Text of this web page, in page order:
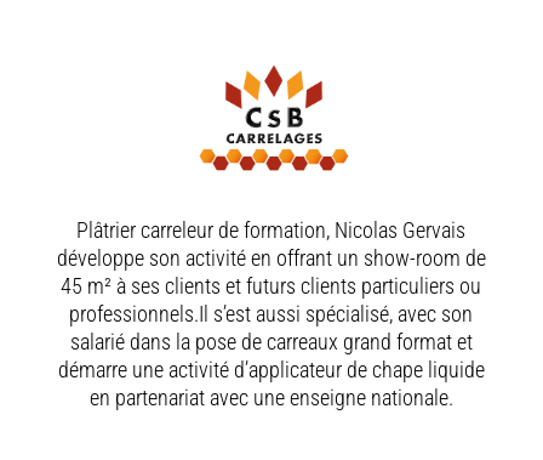
Plâtrier carreleur de formation, Nicolas Gervais
développe son activité en offrant un show-room de
45 m² à ses clients et futurs clients particuliers ou
professionnels.Il s’est aussi spécialisé, avec son
salarié dans la pose de carreaux grand format et
démarre une activité d’applicateur de chape liquide
en partenariat avec une enseigne nationale.